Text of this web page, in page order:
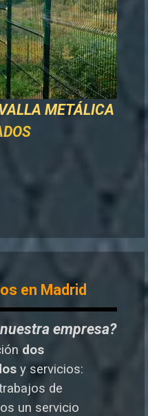
METÁLICA
en Madrid
empresa?
dos
y servicios:
de
un servicio